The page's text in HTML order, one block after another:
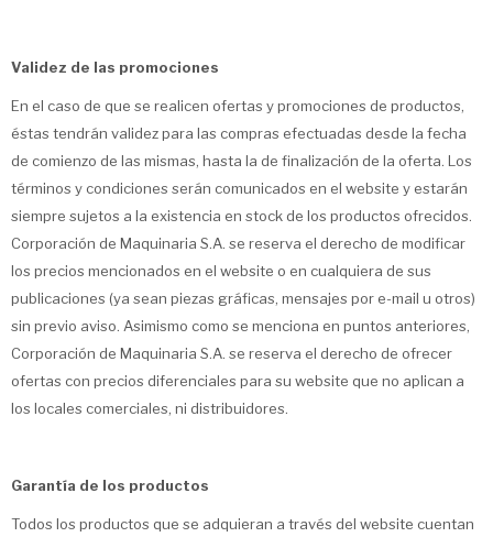
Validez de las promociones
En el caso de que se realicen ofertas y promociones de productos,
éstas tendrán validez para las compras efectuadas desde la fecha
de comienzo de las mismas, hasta la de finalización de la oferta. Los
términos y condiciones serán comunicados en el website y estarán
siempre sujetos a la existencia en stock de los productos ofrecidos.
Corporación de Maquinaria S.A. se reserva el derecho de modificar
los precios mencionados en el website o en cualquiera de sus
publicaciones (ya sean piezas gráficas, mensajes por e-mail u otros)
sin previo aviso. Asimismo como se menciona en puntos anteriores,
Corporación de Maquinaria S.A. se reserva el derecho de ofrecer
ofertas con precios diferenciales para su website que no aplican a
los locales comerciales, ni distribuidores.
Garantía de los productos
Todos los productos que se adquieran a través del website cuentan